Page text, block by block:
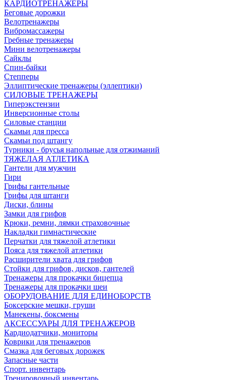
КАРДИОТРЕНАЖЕРЫ
Беговые дорожки
Велотренажеры
Вибромассажеры
Гребные тренажеры
Мини велотренажеры
Сайклы
Спин-байки
Степперы
Эллиптические тренажеры (эллептики)
СИЛОВЫЕ ТРЕНАЖЕРЫ
Гиперэкстензии
Инверсионные столы
Силовые станции
Скамьи для пресса
Скамьи под штангу
Турники - брусья напольные для отжиманий
ТЯЖЕЛАЯ АТЛЕТИКА
Гантели для мужчин
Гири
Грифы гантельные
Грифы для штанги
Диски, блины
Замки для грифов
Крюки, ремни, лямки страховочные
Накладки гимнастические
Перчатки для тяжелой атлетики
Пояса для тяжелой атлетики
Расширители хвата для грифов
Стойки для грифов, дисков, гантелей
Тренажеры для прокачки бицепца
Тренажеры для прокачки шеи
ОБОРУДОВАНИЕ ДЛЯ ЕДИНОБОРСТВ
Боксерские мешки, груши
Манекены, боксмены
АКСЕССУАРЫ ДЛЯ ТРЕНАЖЕРОВ
Кардиодатчики, мониторы
Коврики для тренажеров
Смазка для беговых дорожек
Запасные части
Спорт. инвентарь
Тренировочный инвентарь